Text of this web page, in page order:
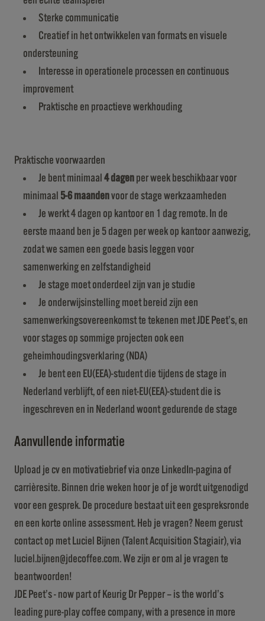
Sterke communicatie
Creatief in het ontwikkelen van formats en visuele
ondersteuning
Interesse in operationele processen en continuous
improvement
Praktische en proactieve werkhouding
Praktische voorwaarden
Je bent minimaal 4 dagen per week beschikbaar voor
minimaal 5-6 maandenvoor de stage werkzaamheden
Je werkt 4 dagen op kantoor en 1 dag remote. In de
eerste maand ben je 5 dagen per week op kantoor aanwezig,
zodat we samen een goede basis leggen voor
samenwerking en zelfstandigheid
Je stage moet onderdeel zijn van je studie
Je onderwijsinstelling moet bereid zijn een
samenwerkingsovereenkomst te tekenen met JDE Peet’s, en
voor stages op sommige projecten ook een
geheimhoudingsverklaring (NDA)
Je bent een EU(EEA)-student die tijdens de stage in
Nederland verblijft, of een niet-EU(EEA)-student die is
ingeschreven en in Nederland woont gedurende de stage
Aanvullende informatie
Upload je cv en motivatiebrief via onze LinkedIn-pagina of
carrièresite. Binnen drie weken hoor je of je wordt uitgenodigd
voor een gesprek. De procedure bestaat uit een gespreksronde
en een korte online assessment. Heb je vragen? Neem gerust
contact op met Luciel Bijnen (Talent Acquisition Stagiair), via
luciel.bijnen@jdecoffee.com. We zijn er om al je vragen te
beantwoorden!
JDE Peet’s - now part of Keurig Dr Pepper – is the world’s
leading pure-play coffee company, with a presence in more